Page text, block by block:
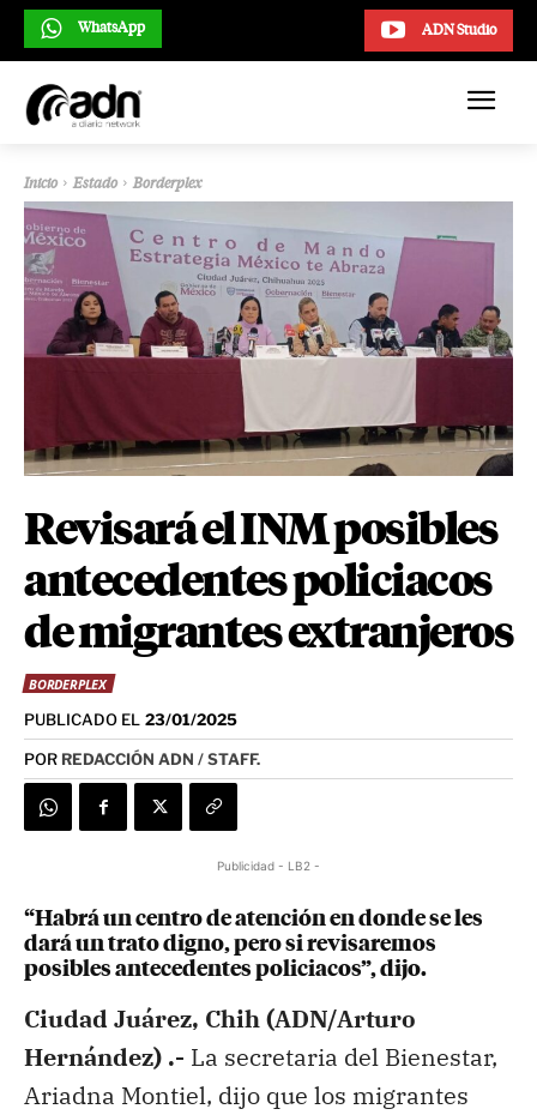
ADN Studio
WhatsApp
Inicio Estado Borderplex
Revisará el INM posibles
antecedentes policiacos
de migrantes extranjeros
BORDERPLEX
PUBLICADO EL 23/01/2025
POR REDACCIÓN ADN / STAFF.
Publicidad - LB2 -
“Habrá un centro de atención en donde se les
dará un trato digno, pero si revisaremos
posibles antecedentes policiacos”, dijo.
Ciudad Juárez, Chih (ADN/Arturo
Hernández) .- La secretaria del Bienestar,
Ariadna Montiel, dijo que los migrantes